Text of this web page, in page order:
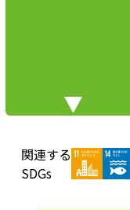
関連する
SDGs